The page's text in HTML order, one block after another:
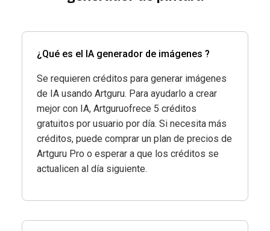
¿Qué es el IA generador de imágenes ?
Se requieren créditos para generar imágenes
de IA usando Artguru. Para ayudarlo a crear
mejor con IA, Artguruofrece 5 créditos
gratuitos por usuario por día. Si necesita más
créditos, puede comprar un plan de precios de
Artguru Pro o esperar a que los créditos se
actualicen al día siguiente.